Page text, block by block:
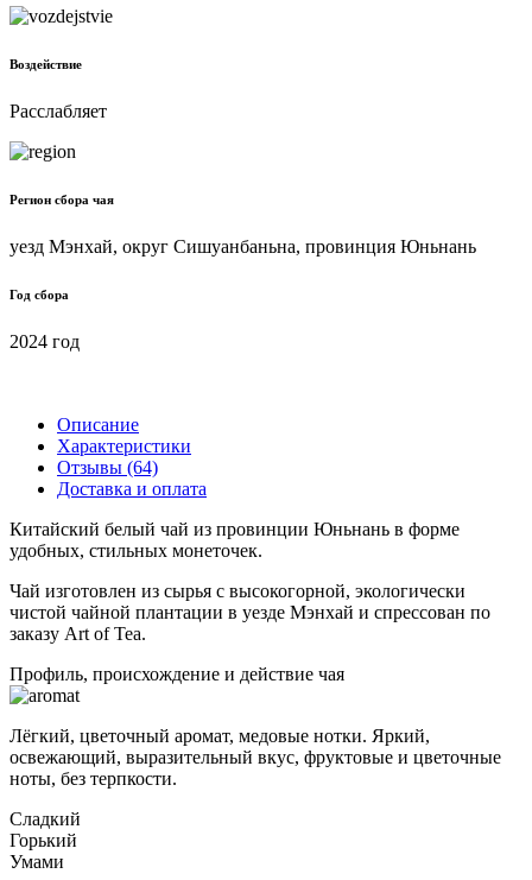
Воздействие
Расслабляет
Регион сбора чая
уезд Мэнхай, округ Сишуанбаньна, провинция Юньнань
Год сбора
2024 год
Описание
Характеристики
Отзывы (64)
Доставка и оплата
Китайский белый чай из провинции Юньнань в форме
удобных, стильных монеточек.
Чай изготовлен из сырья с высокогорной, экологически
чистой чайной плантации в уезде Мэнхай и спрессован по
заказу Art of Tea.
Профиль, происхождение и действие чая
Лёгкий, цветочный аромат, медовые нотки. Яркий,
освежающий, выразительный вкус, фруктовые и цветочные
ноты, без терпкости.
Сладкий
Горький
Умами